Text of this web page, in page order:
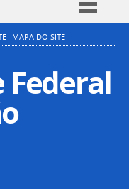
Simplifique!
Participe
à informação
Legislação
MAPA DO SITE